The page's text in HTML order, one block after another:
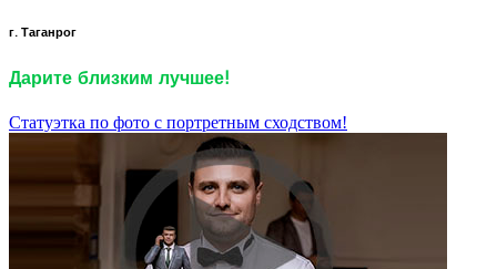
г. Таганрог
Дарите близким лучшее!
Статуэтка по фото с портретным сходством!